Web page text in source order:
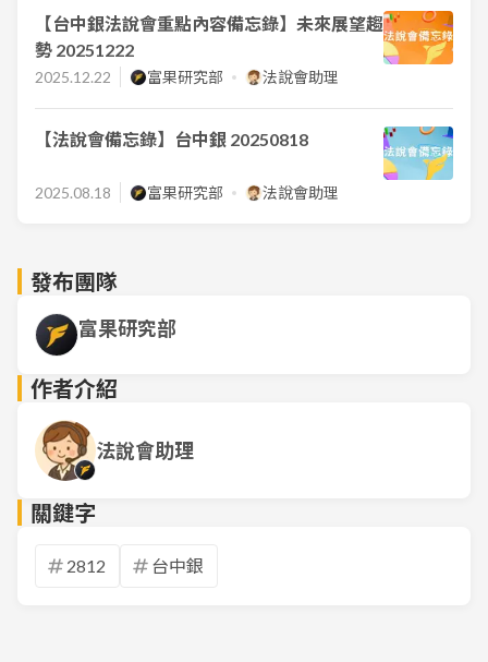
【台中銀法說會重點內容備忘錄】未來展望趨
勢 20251222
2025.12.22 富果研究部 法說會助理
【法說會備忘錄】台中銀 20250818
2025.08.18 富果研究部 法說會助理
發布團隊
富果研究部
作者介紹
法說會助理
關鍵字
2812 台中銀